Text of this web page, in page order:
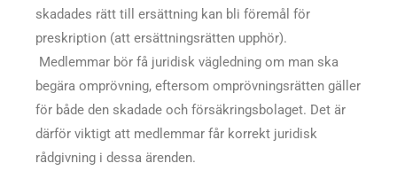
skadades rätt till ersättning kan bli föremål för
preskription (att ersättningsrätten upphör).
Medlemmar bör få juridisk vägledning om man ska
begära omprövning, eftersom omprövningsrätten gäller
för både den skadade och försäkringsbolaget. Det är
därför viktigt att medlemmar får korrekt juridisk
rådgivning i dessa ärenden.